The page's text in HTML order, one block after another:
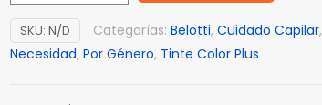
Cenizos
–
SKU: N/D Categorías: Belotti, Cuidado Capilar,
Necesidad, Por Género, Tinte Color Plus